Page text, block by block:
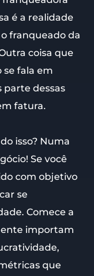
é a realidade
franqueado da
coisa que
fala em
parte dessas
fatura.
isso? Numa
Se você
com objetivo
se
Comece a
importam
que